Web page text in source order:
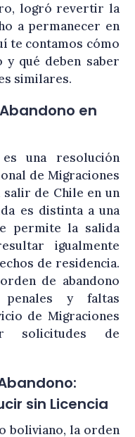
logró revertir la
a permanecer en
te contamos cómo
qué deben saber
similares.
en
una resolución
de Migraciones
de Chile en un
es distinta a una
permite la salida
igualmente
de residencia.
de abandono
penales y faltas
de Migraciones
solicitudes de
sin Licencia
boliviano, la orden